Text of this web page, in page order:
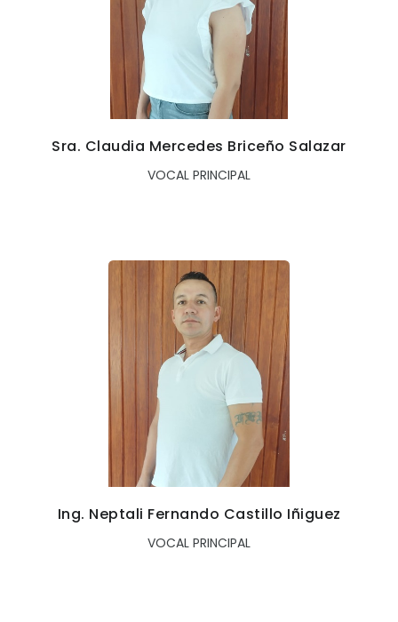
Sra. Claudia Mercedes Briceño Salazar
VOCAL PRINCIPAL
Ing. Neptali Fernando Castillo Iñiguez
VOCAL PRINCIPAL